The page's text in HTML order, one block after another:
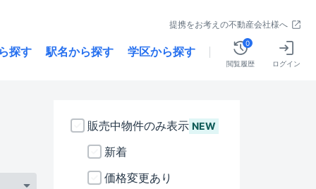
提携をお考えの不動産会社様へ
探す 駅名から探す 学区から探す
閲覧履歴
0
ログイン
販売中物件のみ表示 NEW
新着
価格変更あり